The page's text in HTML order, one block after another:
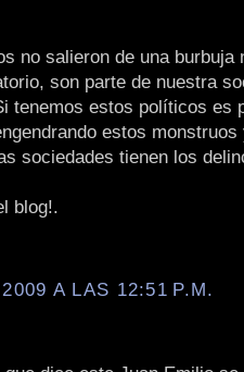
no salieron de una burbuja
son parte de nuestra
tenemos estos políticos es
estos
sociedades tienen los
blog!.
A LAS 12:51 P.M.